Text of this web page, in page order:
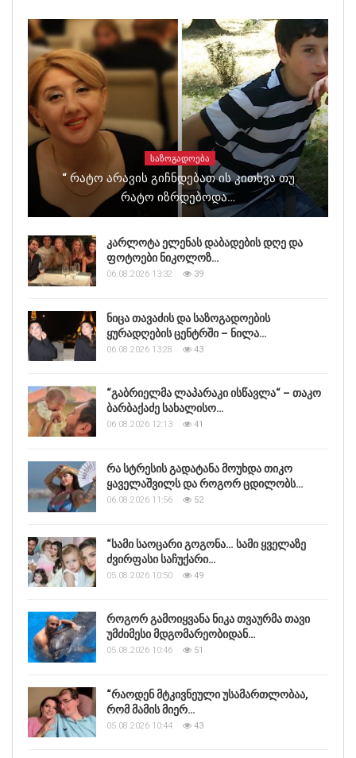
ᲡᲐᲖᲝᲒᲐᲓᲝᲔᲑᲐ
“ Რატო Არავის Გიჩნდებათ Ის Კითხვა Თუ
Რატო Იზრდებოდა…
კარლოტა ელენას დაბადების დღე და
ფოტოები ნიკოლოზ…
06.08.2026 13:32 39
ნიცა თავაძის და საზოგადოების
ყურადღების ცენტრში – ნილა…
06.08.2026 13:28 43
“გაბრიელმა ლაპარაკი ისწავლა“ – თაკო
ბარბაქაძე სახალისო…
06.08.2026 12:13 41
რა სტრესის გადატანა მოუხდა თიკო
ყაველაშვილს და როგორ ცდილობს…
06.08.2026 11:56 52
“სამი საოცარი გოგონა… სამი ყველაზე
ძვირფასი საჩუქარი…
05.08.2026 10:50 49
როგორ გამოიყვანა ნიკა თვაურმა თავი
უმძიმესი მდგომარეობიდან…
05.08.2026 10:46 51
“რაოდენ მტკივნეული უსამართლობაა,
რომ მამის მიერ…
05.08.2026 10:44 43